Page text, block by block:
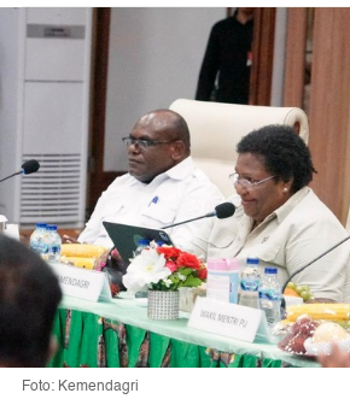
Foto: Kemendagri